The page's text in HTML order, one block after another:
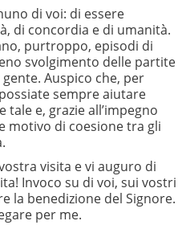
di voi: di essere
di concordia e di umanità.
purtroppo, episodi di
svolgimento delle partite
Auspico che, per
sempre aiutare
e, grazie all’impegno
motivo di coesione tra gli
visita e vi auguro di
Invoco su di voi, sui vostri
la benedizione del Signore.
per me.